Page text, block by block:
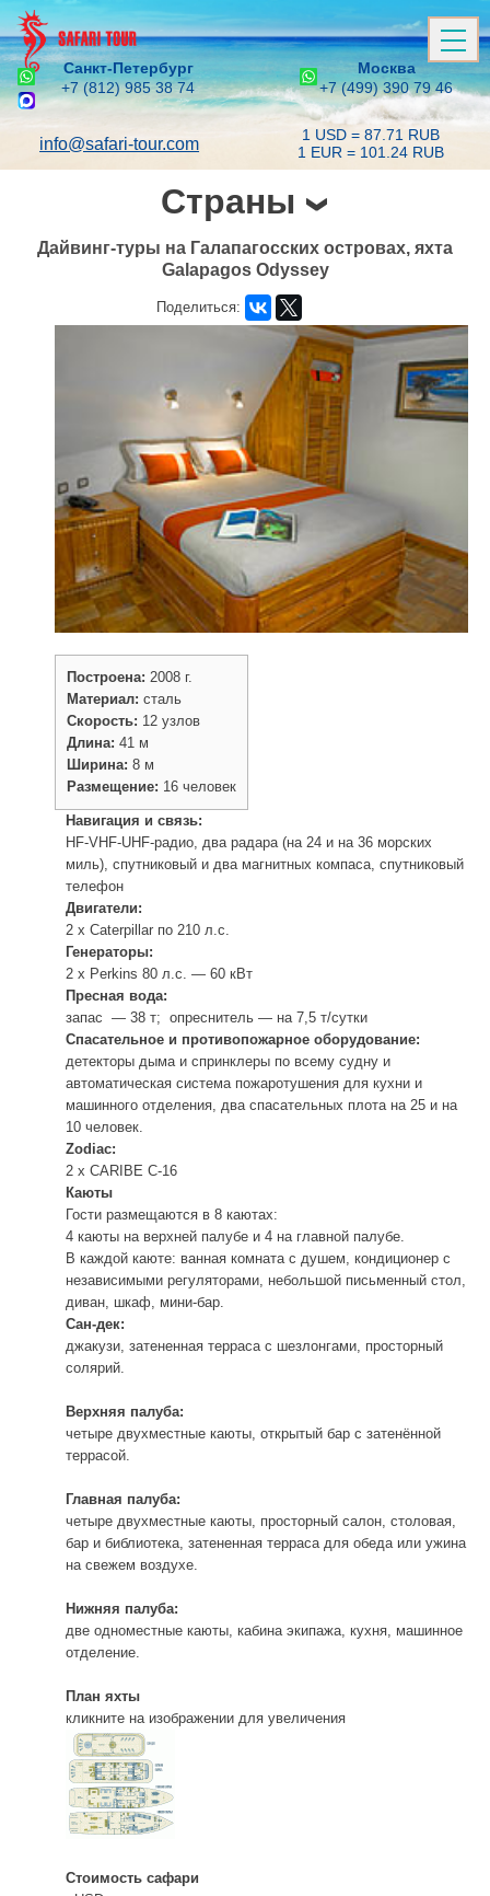
Санкт-Петербург
+7 (812) 985 38 74
Москва
+7 (499) 390 79 46
info@safari-tour.com
1 USD = 87.71 RUB
1 EUR = 101.24 RUB
Страны
Дайвинг-туры на Галапагосских островах, яхта
Galapagos Odyssey
Поделиться:
Построена: 2008 г.
Материал: сталь
Скорость: 12 узлов
Длина: 41 м
Ширина: 8 м
Размещение: 16 человек
Навигация и связь:
HF-VHF-UHF-радио, два радара (на 24 и на 36 морских
миль), спутниковый и два магнитных компаса, спутниковый
телефон
Двигатели:
2 х Caterpillar по 210 л.с.
Генераторы:
2 х Perkins 80 л.с. — 60 кВт
Пресная вода:
запас — 38 т; опреснитель — на 7,5 т/сутки
Спасательное и противопожарное оборудование:
детекторы дыма и спринклеры по всему судну и
автоматическая система пожаротушения для кухни и
машинного отделения, два спасательных плота на 25 и на
10 человек.
Zodiac:
2 х CARIBE C-16
Каюты
Гости размещаются в 8 каютах:
4 каюты на верхней палубе и 4 на главной палубе.
В каждой каюте: ванная комната с душем, кондиционер с
независимыми регуляторами, небольшой письменный стол,
диван, шкаф, мини-бар.
Сан-дек:
джакузи, затененная терраса с шезлонгами, просторный
солярий.
Верхняя палуба:
четыре двухместные каюты, открытый бар с затенённой
террасой.
Главная палуба:
четыре двухместные каюты, просторный салон, столовая,
бар и библиотека, затененная терраса для обеда или ужина
на свежем воздухе.
Нижняя палуба:
две одноместные каюты, кабина экипажа, кухня, машинное
отделение.
План яхты
кликните на изображении для увеличения
Стоимость сафари